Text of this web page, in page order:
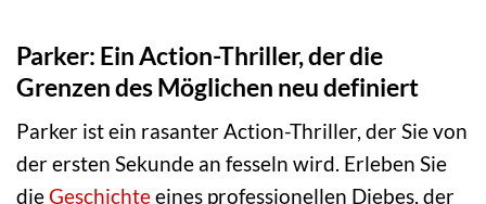
Parker: Ein Action-Thriller, der die
Grenzen des Möglichen neu definiert
Parker ist ein rasanter Action-Thriller, der Sie von
der ersten Sekunde an fesseln wird. Erleben Sie
dieGeschichteeines professionellen Diebes, der